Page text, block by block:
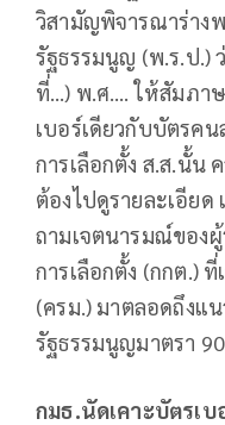
วิสามัญพิจารณาร่า
รัฐธรรมนูญ (พ.ร.ป.)
ที่…) พ.ศ…. ให้สัมภา
เบอร์เดียวกับบัตรคน
การเลือกตั้ง ส.ส.นั้น
ต้องไปดูรายละเอีย
ถามเจตนารมณ์ของ
การเลือกตั้ง (กกต.)
(ครม.) มาตลอดถึงแ
รัฐธรรมนูญมาตรา 90
กมธ.นัดเคาะบัตรเบ